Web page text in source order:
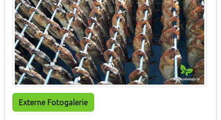
Externe Fotogalerie